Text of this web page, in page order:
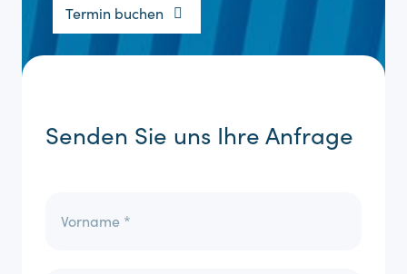
Termin buchen
Senden Sie uns Ihre Anfrage